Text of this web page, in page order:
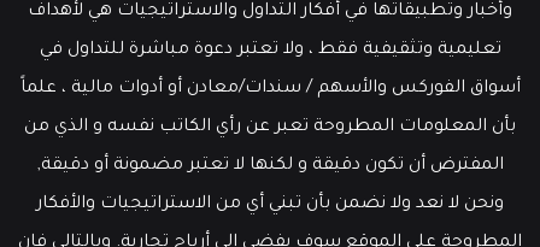
وأخبار وتطبيقاتها في أفكار التداول والاستراتيجيات هي لأهداف
تعليمية وتثقيفية فقط ، ولا تعتبر دعوة مباشرة للتداول في
أسواق الفوركس والأسهم / سندات/معادن أو أدوات مالية ، علماً
بأن المعلومات المطروحة تعبر عن رأي الكاتب نفسه و الذي من
المفترض أن تكون دقيقة و لكنها لا تعتبر مضمونة أو دقيقة,
ونحن لا نعد ولا نضمن بأن تبني أي من الاستراتيجيات والأفكار
المطروحة على الموقع سوف يفضي إلى أرباح تجارية. وبالتالي فإن